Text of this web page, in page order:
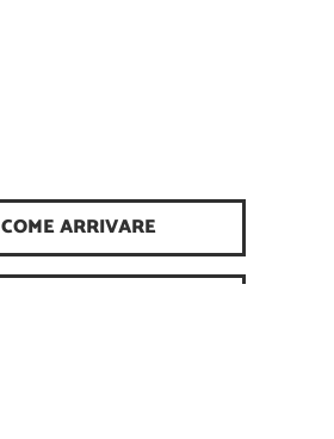
COME ARRIVARE